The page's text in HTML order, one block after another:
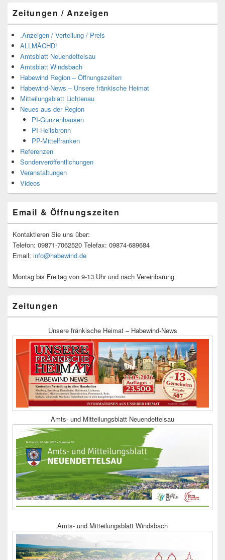
Zeitungen / Anzeigen
.Anzeigen / Verteilung / Preis
ALLMÄCHD!
Amtsblatt Neuendettelsau
Amtsblatt Windsbach
Habewind Region – Öffnungszeiten
Habewind-News – Unsere fränkische Heimat
Mitteilungsblatt Lichtenau
Neues aus der Region
PI-Gunzenhausen
PI-Heilsbronn
PP-Mittelfranken
Referenzen
Sonderveröffentlichungen
Veranstaltungen
Videos
Email & Öffnungszeiten
Kontaktieren Sie uns über:
Telefon: 09871-7062520 Telefax: 09874-689684
Email: info@habewind.de
Montag bis Freitag von 9-13 Uhr und nach Vereinbarung
Zeitungen
Unsere fränkische Heimat – Habewind-News
Amts- und Mitteilungsblatt Neuendettelsau
Amts- und Mitteilungsblatt Windsbach